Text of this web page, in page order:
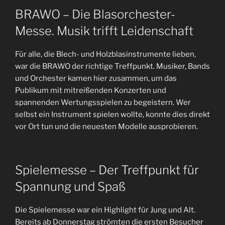
BRAWO – Die Blasorchester-
Messe. Musik trifft Leidenschaft
Für alle, die Blech- und Holzblasinstrumente lieben,
war die BRAWO der richtige Treffpunkt. Musiker, Bands
und Orchester kamen hier zusammen, um das
Publikum mit mitreißenden Konzerten und
spannenden Wertungsspielen zu begeistern. Wer
selbst ein Instrument spielen wollte, konnte dies direkt
vor Ort tun und die neuesten Modelle ausprobieren.
Spielemesse – Der Treffpunkt für
Spannung und Spaß
Die Spielemesse war ein Highlight für Jung und Alt.
Bereits ab Donnerstag strömten die ersten Besucher